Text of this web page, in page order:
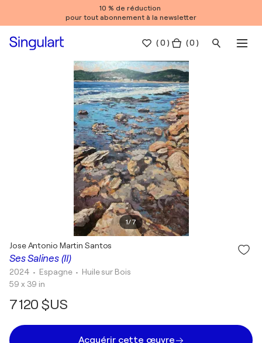
10 % de réduction
pour tout abonnement à la newsletter
(0 ) ( 0 )
1/7
Ses Salines (II)
Jose Antonio Martin Santos
2024 • Espagne • Huile sur Bois
59 x 39 in
7 120 $US
Acquérir cette œuvre